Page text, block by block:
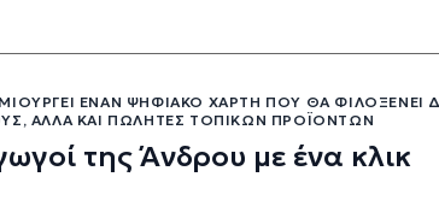
ΈΝΑΝ ΨΗΦΙΑΚΌ ΧΆΡΤΗ ΠΟΥ ΘΑ ΦΙΛΟΞΕΝΕΊ
ΑΛΛΆ ΚΑΙ ΠΩΛΗΤΈΣ ΤΟΠΙΚΏΝ ΠΡΟΪΌΝΤΩΝ
της Άνδρου με ένα κλικ